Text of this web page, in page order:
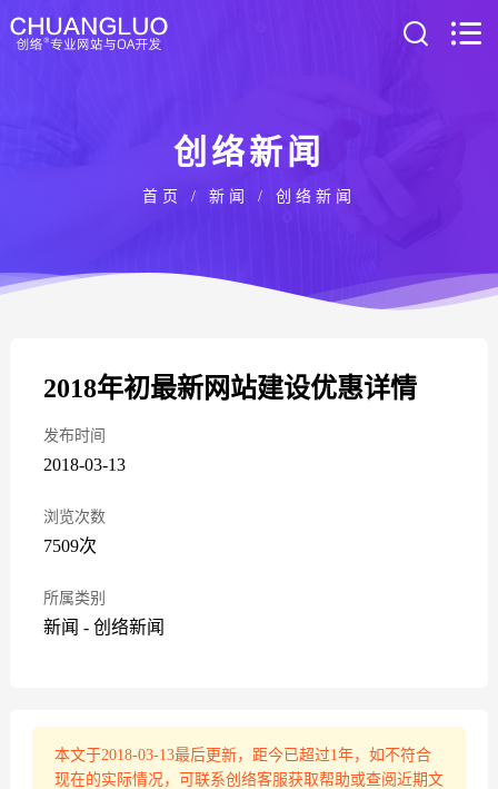
创络新闻
首页 / 新闻 / 创络新闻
2018年初最新网站建设优惠详情
发布时间
2018-03-13
浏览次数
7509次
所属类别
新闻 - 创络新闻
本文于2018-03-13最后更新，距今已超过1年，如不符合
现在的实际情况，可联系创络客服获取帮助或查阅近期文